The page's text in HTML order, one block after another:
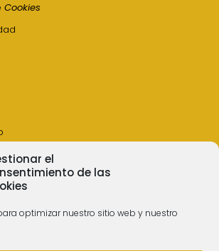
el
de las
optimizar nuestro sitio web y nuestro
Cookies